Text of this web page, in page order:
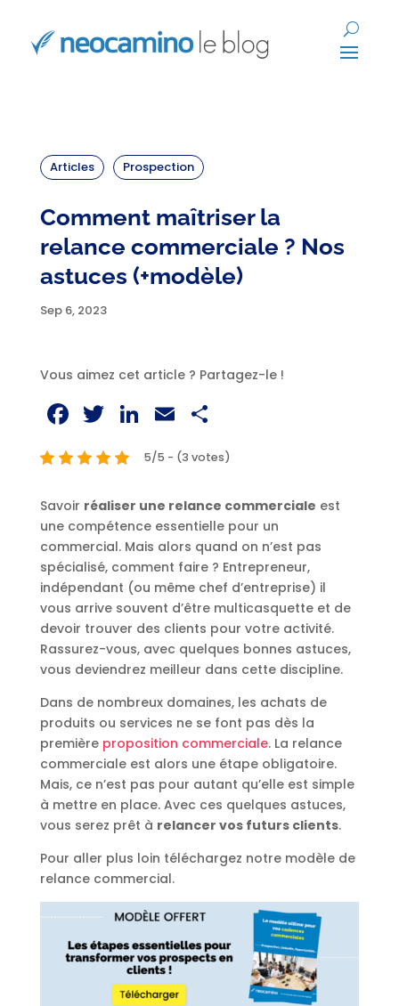
Articles Prospection
Comment maîtriser la
relance commerciale ? Nos
astuces (+modèle)
Sep 6, 2023
Vous aimez cet article ? Partagez-le !
Facebook
Twitter
LinkedIn
Email
5/5 - (3 votes)
Savoir réaliser une relance commerciale est
une compétence essentielle pour un
commercial. Mais alors quand on n’est pas
spécialisé, comment faire ? Entrepreneur,
indépendant (ou même chef d’entreprise) il
vous arrive souvent d’être multicasquette et de
devoir trouver des clients pour votre activité.
Rassurez-vous, avec quelques bonnes astuces,
vous deviendrez meilleur dans cette discipline.
Dans de nombreux domaines, les achats de
produits ou services ne se font pas dès la
première proposition commerciale. La relance
commerciale est alors une étape obligatoire.
Mais, ce n’est pas pour autant qu’elle est simple
à mettre en place. Avec ces quelques astuces,
vous serez prêt à relancer vos futurs clients.
Pour aller plus loin téléchargez notre modèle de
relance commercial.